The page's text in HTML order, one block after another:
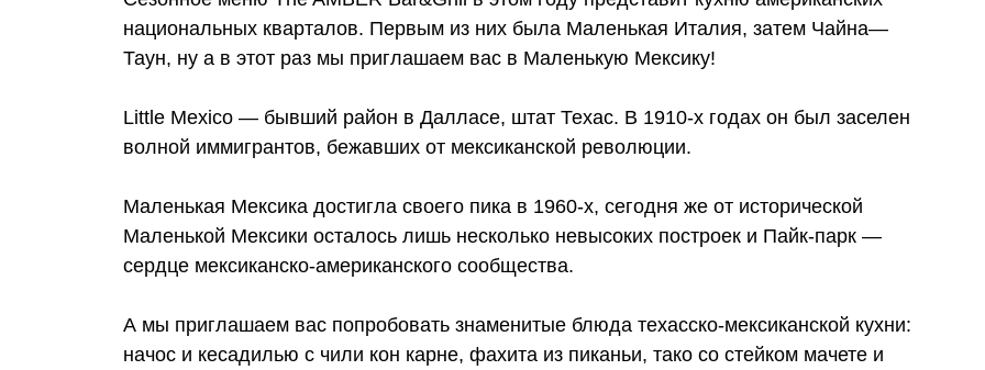
национальных кварталов. Первым из них была Маленькая Италия, затем Чайна—
Таун, ну а в этот раз мы приглашаем вас в Маленькую Мексику!
Little Mexico — бывший район в Далласе, штат Техас. В 1910-х годах он был заселен
волной иммигрантов, бежавших от мексиканской революции.
Маленькая Мексика достигла своего пика в 1960-х, сегодня же от исторической
Маленькой Мексики осталось лишь несколько невысоких построек и Пайк-парк —
сердце мексиканско-американского сообщества.
А мы приглашаем вас попробовать знаменитые блюда техасско-мексиканской кухни:
начос и кесадилью с чили кон карне, фахита из пиканьи, тако со стейком мачете и